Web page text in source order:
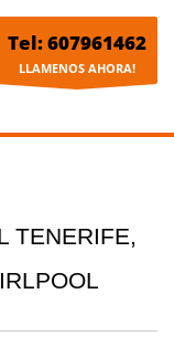
Tel: 607961462
LLAMENOS AHORA!
TENERIFE,